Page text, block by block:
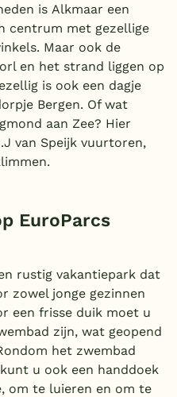
is Alkmaar een
centrum met gezellige
Maar ook de
en het strand liggen op
is ook een dagje
Bergen. Of wat
aan Zee? Hier
van Speijk vuurtoren,
EuroParcs
rustig vakantiepark dat
zowel jonge gezinnen
een frisse duik moet u
zijn, wat geopend
het zwembad
u ook een handdoek
om te luieren en om te